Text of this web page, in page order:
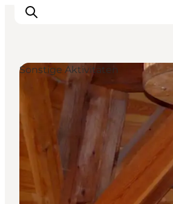
Sehen und erleben
Veranstaltungen
Städte und Regionen
Reiseplanung
Transport
Sonstige Aktivitäten